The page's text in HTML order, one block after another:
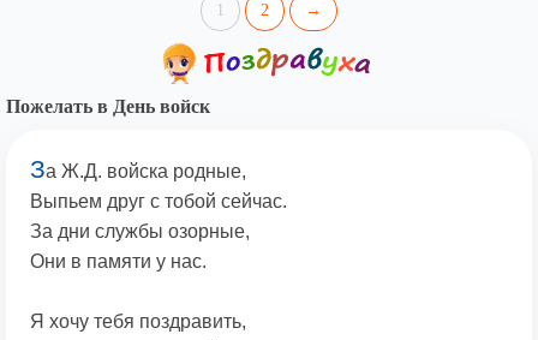
1 2 →
Пожелать в День войск
За Ж.Д. войска родные,
Выпьем друг с тобой сейчас.
За дни службы озорные,
Они в памяти у нас.
Я хочу тебя поздравить,